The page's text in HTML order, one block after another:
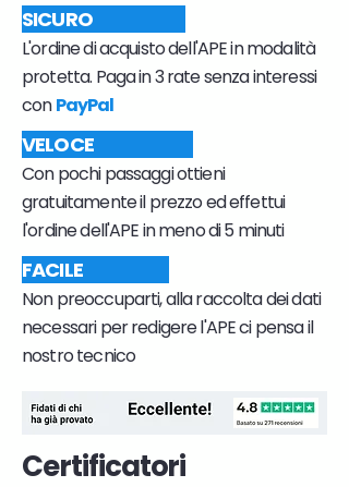
SICURO
L'ordine di acquisto dell'APE in modalità
protetta. Paga in 3 rate senza interessi
conPayPal
VELOCE
Con pochi passaggi ottieni
gratuitamente il prezzo ed effettui
l'ordine dell'APE in meno di 5 minuti
FACILE
Non preoccuparti, alla raccolta dei dati
necessari per redigere l'APE ci pensa il
nostro tecnico
Certificatori